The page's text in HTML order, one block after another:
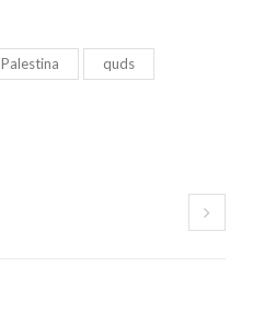
Palestina quds